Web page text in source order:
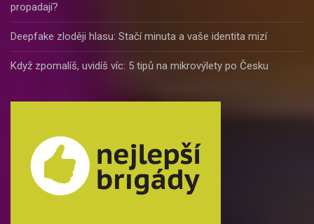
propadají?
Deepfake zloději hlasu: Stačí minuta a vaše identita mizí
Když zpomalíš, uvidíš víc: 5 tipů na mikrovýlety po Česku